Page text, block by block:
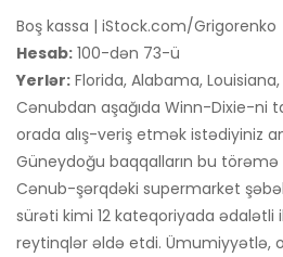
Boş kassa | iStock.com/Grigorenko
Hesab: 100-dən 73-ü
Yerlər: Florida, Alabama,
Cənubdan aşağıda Winn-Dixie-ni
orada alış-veriş etmək istədiyiniz
Güneydoğu baqqalların bu törəmə
Cənub-şərqdəki supermarket
sürəti kimi 12 kateqoriyada ədalətli
reytinqlər əldə etdi. Ümumiyyətlə,